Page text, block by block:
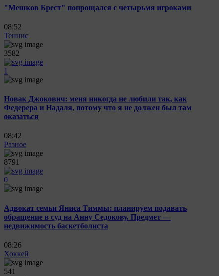
"Мешков Брест" попрощался с четырьмя игроками
08:52
Теннис
3582
1
Новак Джокович: меня никогда не любили так, как
Федерера и Надаля, потому что я не должен был там
оказаться
08:42
Разное
8791
0
Адвокат семьи Яниса Тиммы: планируем подавать
обращение в суд на Анну Седокову. Предмет —
недвижимость баскетболиста
08:26
Хоккей
541